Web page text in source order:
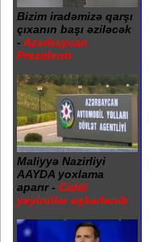
Bizim iradəmizə qarşı
çıxanın başı əziləcək
- Azərbaycan
Prezidenti
Maliyyə Nazirliyi
AAYDA yoxlama
aparır - Ciddi
yeyintilər aşkarlanıb